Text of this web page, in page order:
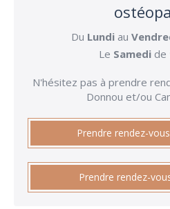
Du Lundi au
Le Samedide
N'hésitez pas à prendre
Donnou et/ou
Prendre rendez-
Prendre rendez-